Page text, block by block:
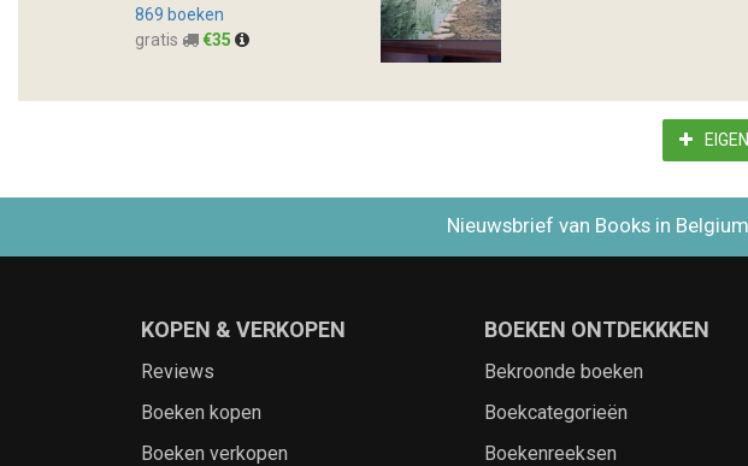
869 boeken
gratis
€35
Nieuwsbrief van Books in
KOPEN & VERKOPEN
Reviews
Boeken kopen
Boeken verkopen
BOEKEN ONTDEKKKEN
Bekroonde boeken
Boekcategorieën
Boekenreeksen